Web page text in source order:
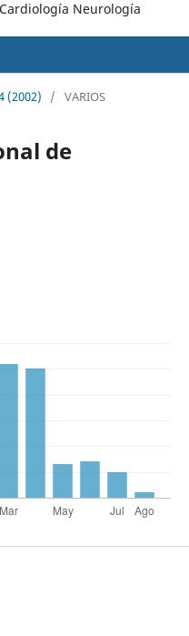
Neurología
(2002) / VARIOS
de